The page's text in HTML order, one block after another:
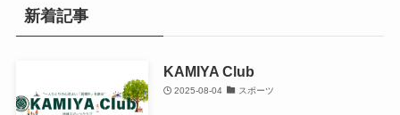
新着記事
KAMIYA Club
2025-08-04 スポーツ